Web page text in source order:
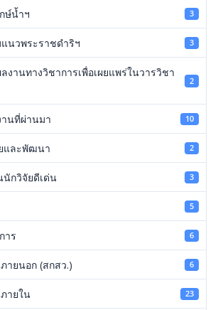
ษ์น้ำฯ 3
นวพระราชดำริฯ 3
านทางวิชาการเพื่อเผยแพร่ในวารวิชา
2
นที่ผ่านมา 10
และพัฒนา 2
กวิจัยดีเด่น 3
5
าร 6
ายนอก (สกสว.) 6
ายใน 23